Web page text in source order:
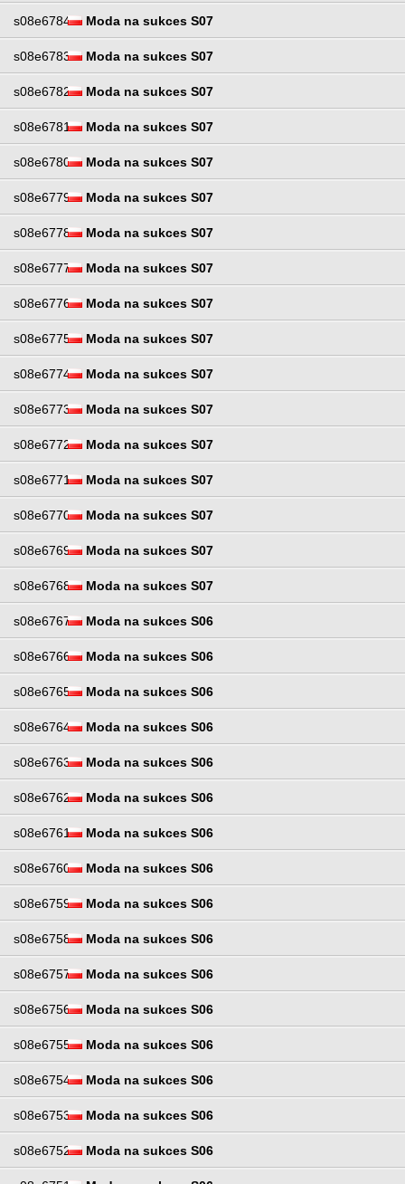
s08e6784 Moda na sukces S07
s08e6783 Moda na sukces S07
s08e6782 Moda na sukces S07
s08e6781 Moda na sukces S07
s08e6780 Moda na sukces S07
s08e6779 Moda na sukces S07
s08e6778 Moda na sukces S07
s08e6777 Moda na sukces S07
s08e6776 Moda na sukces S07
s08e6775 Moda na sukces S07
s08e6774 Moda na sukces S07
s08e6773 Moda na sukces S07
s08e6772 Moda na sukces S07
s08e6771 Moda na sukces S07
s08e6770 Moda na sukces S07
s08e6769 Moda na sukces S07
s08e6768 Moda na sukces S07
s08e6767 Moda na sukces S06
s08e6766 Moda na sukces S06
s08e6765 Moda na sukces S06
s08e6764 Moda na sukces S06
s08e6763 Moda na sukces S06
s08e6762 Moda na sukces S06
s08e6761 Moda na sukces S06
s08e6760 Moda na sukces S06
s08e6759 Moda na sukces S06
s08e6758 Moda na sukces S06
s08e6757 Moda na sukces S06
s08e6756 Moda na sukces S06
s08e6755 Moda na sukces S06
s08e6754 Moda na sukces S06
s08e6753 Moda na sukces S06
s08e6752 Moda na sukces S06